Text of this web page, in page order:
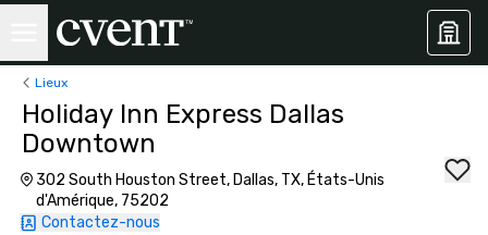
Lieux
Holiday Inn Express Dallas
Downtown
302 South Houston Street, Dallas, TX, États-Unis
d'Amérique, 75202
Contactez-nous